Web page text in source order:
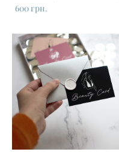
600 грн.